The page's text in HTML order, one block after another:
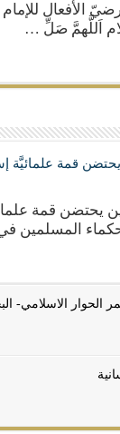
الأفعال
اَللَّهمَّ صَلِّ …
قمة علمائيَّة
قمة
المسلمين
الحوار الاسلامي-